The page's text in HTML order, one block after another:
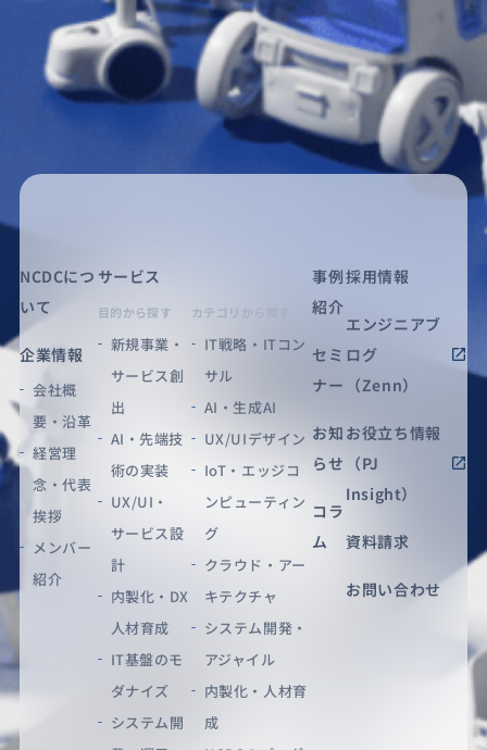
NCDCにつ
いて
企業情報
会社概
要・沿革
経営理
念・代表
挨拶
メンバー
紹介
サービス
目的から探す
新規事業・
サービス創
出
AI・先端技
術の実装
UX/UI・
サービス設
計
内製化・DX
人材育成
IT基盤のモ
ダナイズ
システム開
カテゴリから探す
IT戦略・ITコン
サル
AI・生成AI
UX/UIデザイン
IoT・エッジコ
ンピューティン
グ
クラウド・アー
キテクチャ
システム開発・
アジャイル
内製化・人材育
成
事例
紹介
セミ
ナー
お知
らせ
コラ
ム
採用情報
エンジニアブ
ログ
（Zenn）
お役立ち情報
（PJ
Insight）
資料請求
お問い合わせ